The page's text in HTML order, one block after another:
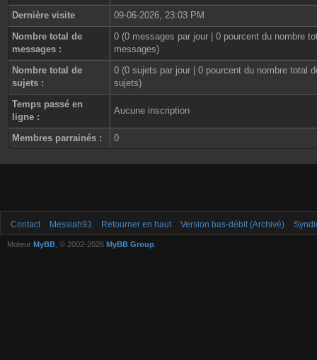
Dernière visite
09-06-2026, 23:03 PM
Nombre total de
messages :
0 (0 messages par jour | 0 pourcent du nombre
messages)
Nombre total de
sujets :
0 (0 sujets par jour | 0 pourcent du nombre total
sujets)
Temps passé en
ligne :
Aucune inscription
Membres parrainés : 0
Contact Messiah93 Retourner en haut Version bas-débit (Archivé)
Moteur MyBB , © 2002-2026 MyBB Group